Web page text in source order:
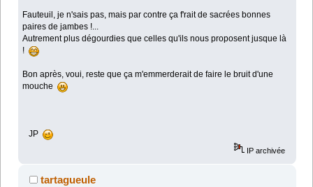
Fauteuil, je n'sais pas, mais par contre ça f'rait de sacrées bonnes
paires de jambes !...
Autrement plus dégourdies que celles qu'ils nous proposent jusque là
!
Bon après, voui, reste que ça m'emmerderait de faire le bruit d'une
mouche
JP
IP archivée
tartagueule